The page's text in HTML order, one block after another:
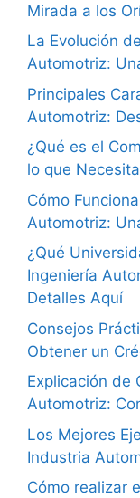
Mirada a los
La Evolución
Automotriz:
Principales
Automotriz:
¿Qué es el
lo que
Cómo
Automotriz:
¿Qué
Ingeniería
Detalles Aquí
Consejos
Obtener un
Explicación de
Automotriz:
Los Mejores
Industria
Cómo realizar